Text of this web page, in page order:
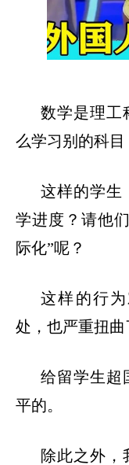
数学是理工
么学习别的科目
这样的学生
学进度？请他
际化”呢？
这样的行
处，也严重扭曲
给留学生超
平的。
除此之外，